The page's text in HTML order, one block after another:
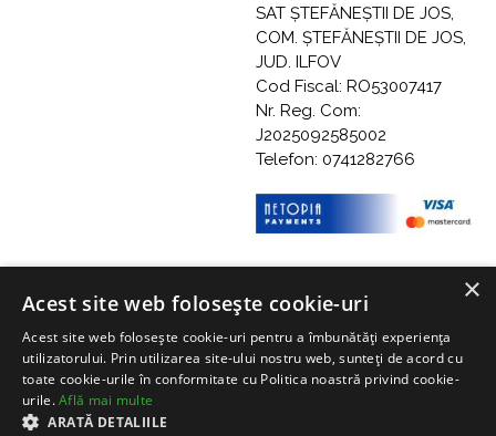
SAT ȘTEFĂNEȘTII DE JOS,
COM. ȘTEFĂNEȘTII DE JOS,
JUD. ILFOV
Cod Fiscal: RO53007417
Nr. Reg. Com:
J2025092585002
Telefon: 0741282766
×
Acest site web folosește cookie-uri
Acest site web folosește cookie-uri pentru a îmbunătăți experiența
utilizatorului. Prin utilizarea site-ului nostru web, sunteți de acord cu
toate cookie-urile în conformitate cu Politica noastră privind cookie-
urile.Află mai multe
ARATĂ DETALIILE